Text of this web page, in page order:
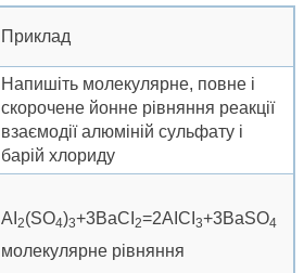
Приклад
Напишіть молекулярне, повне і
скорочене йонне рівняння реакції
взаємодії алюміній сульфату і
барій хлориду
АІ 2(SO4)3+3BaCI 2=2AICI 3+3BaSO4
молекулярне рівняння